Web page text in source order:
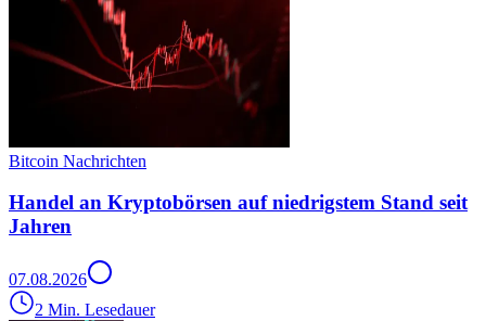
Bitcoin Nachrichten
Handel an Kryptobörsen auf niedrigstem Stand seit
Jahren
07.08.2026
2 Min. Lesedauer